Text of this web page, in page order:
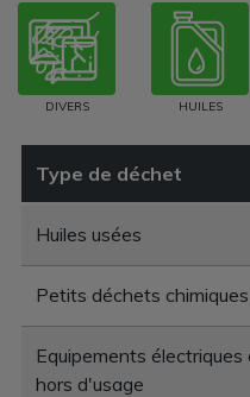
DIVERS HUILES
Type de déchet
Huiles usées
Petits déchets
Equipements
hors d'usage